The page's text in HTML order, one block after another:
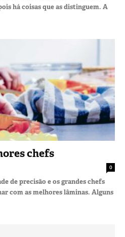
há coisas que as distinguem. A
chefs
0
de precisão e os grandes chefs
com as melhores lâminas. Alguns